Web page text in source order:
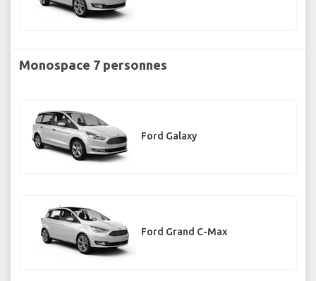
Monospace 7 personnes
Ford Galaxy
Ford Grand C-Max